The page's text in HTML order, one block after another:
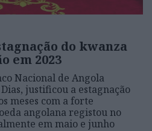
do kwanza
em 2023
Nacional de Angola
justificou a estagnação
meses com a forte
angolana registou no
em maio e junho